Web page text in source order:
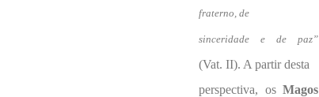
fraterno, de
sinceridade e de paz”
(Vat. II). A partir desta
perspectiva, osMagos